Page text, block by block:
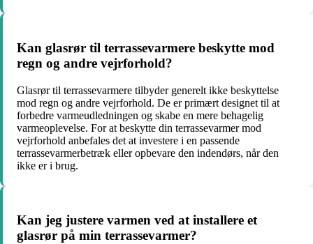
Kan glasrør til terrassevarmere beskytte mod
regn og andre vejrforhold?
Glasrør til terrassevarmere tilbyder generelt ikke beskyttelse
mod regn og andre vejrforhold. De er primært designet til at
forbedre varmeudledningen og skabe en mere behagelig
varmeoplevelse. For at beskytte din terrassevarmer mod
vejrforhold anbefales det at investere i en passende
terrassevarmerbetræk eller opbevare den indendørs, når den
ikke er i brug.
Kan jeg justere varmen ved at installere et
glasrør på min terrassevarmer?